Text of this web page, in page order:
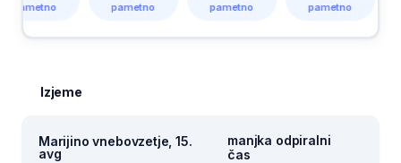
pametno
pametno
pametno
Izjeme
Marijino vnebovzetje, 15.
avg
manjka odpiralni
čas